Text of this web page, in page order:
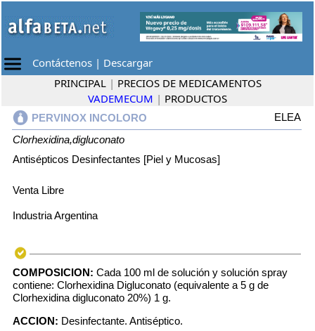
Contáctenos | Descargar
PRINCIPAL | PRECIOS DE MEDICAMENTOS
VADEMECUM | PRODUCTOS
PERVINOX INCOLORO
ELEA
Clorhexidina,digluconato
Antisépticos Desinfectantes [Piel y Mucosas]
Venta Libre
Industria Argentina
COMPOSICION: Cada 100 ml de solución y solución spray
contiene: Clorhexidina Digluconato (equivalente a 5 g de
Clorhexidina digluconato 20%) 1 g.
ACCION: Desinfectante. Antiséptico.